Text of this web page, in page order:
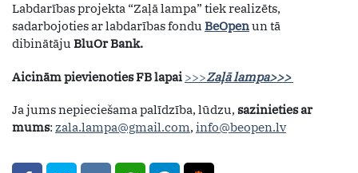
Labdarības projekta “Zaļā lampa” tiek realizēts,
sadarbojoties ar labdarības fondu BeOpenun tā
dibinātāju BluOr Bank.
Aicinām pievienoties FB lapai >>>Zaļā lampa>>>
Ja jums nepieciešama palīdzība, lūdzu, sazinieties ar
mums: zala.lampa@gmail.com, info@beopen.lv